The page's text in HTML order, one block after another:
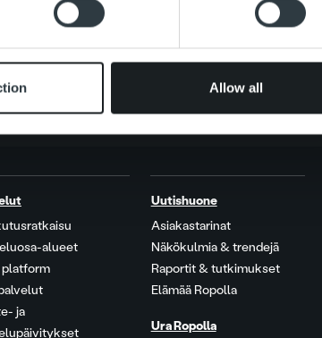
from your use of their services.
Allow all
alueet
platform
ja
Uutishuone
Asiakastarinat
Näkökulmia & trendejä
Raportit & tutkimukset
Elämää Ropolla
Ura Ropolla